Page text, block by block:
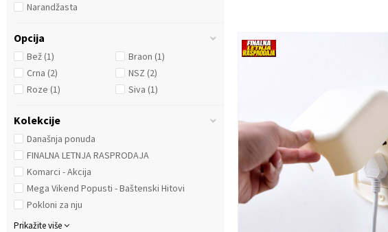
Narandžasta
Opcija
Bež (1) Braon (1)
Crna (2) NSZ (2)
Roze (1) Siva (1)
Kolekcije
Današnja ponuda
FINALNA LETNJA RASPRODAJA
Komarci - Akcija
Mega Vikend Popusti - Baštenski Hitovi
Pokloni za nju
Prikažite više